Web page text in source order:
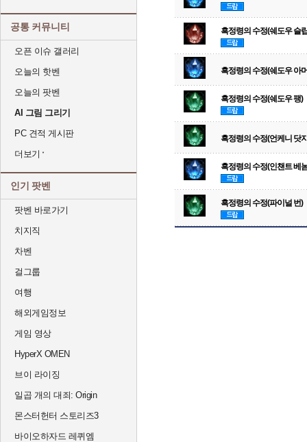
공통 커뮤니티
오픈 이슈 갤러리
오늘의 핫벤
오늘의 팟벤
AI 그림 그리기
PC 견적 게시판
더보기
인기 팟벤
팟벤 바로가기
치지직
차벤
걸그룹
여행
해외게임정보
게임 영상
HyperX OMEN
브이 라이징
일곱 개의 대죄: Origin
몬스터헌터 스토리즈3
바이오하자드 레퀴엠
흑정령의 수정(쉐도우 슬
흑정령의 수정(쉐도우 아
흑정령의 수정(쉐도우 팽)
흑정령의 수정(언케니 닷
흑정령의 수정(인챈트 베
흑정령의 수정(파이널 번)